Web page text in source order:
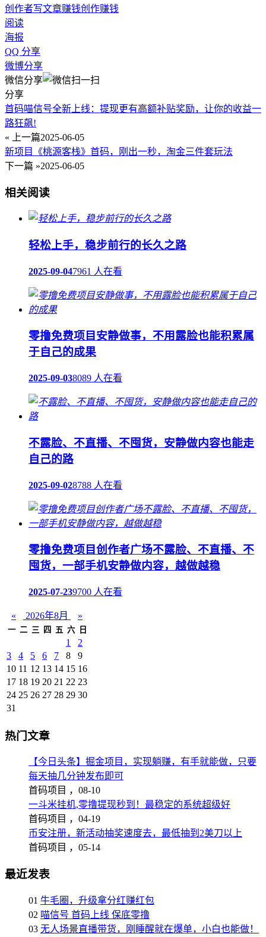
创作者写文章赚钱创作赚钱
阅读
海报
QQ 分享
微博分享
微信分享
分享
首码喵信号全新上线：提现更有高额补贴奖励，让你的收益一
路狂飙!
« 上一篇2025-06-05
新项目《桃源客栈》首码，刚出一秒，淘金三件套玩法
下一篇 »2025-06-05
相关阅读
轻松上手，稳步前行的长久之路
2025-09-047961 人在看
零撸免费项目安静做事，不用露脸也能积累属
于自己的成果
2025-09-038089 人在看
不露脸、不直播、不囤货，安静做内容也能走
自己的路
2025-09-028788 人在看
零撸免费项目创作者广场不露脸、不直播、不
囤货，一部手机安静做内容，越做越稳
2025-07-239700 人在看
« 2026年8月 »
一 二 三 四 五 六 日
1
2
3
4 5 6 7 8
9
10 11 12 13 14 15 16
17 18 19 20 21 22 23
24 25 26 27 28 29 30
31
热门文章
【今日头条】掘金项目，实现躺赚，有手就能做，只要
每天抽几分钟发布即可
首码项目 ， 08-10
一斗米挂机,零撸提现秒到！最稳定的系统超级好
首码项目 ， 04-19
币安注册，新活动抽奖速度去，最低抽到2美刀以上
首码项目 ， 05-14
最近发表
01 牛毛圈，升级拿分红赚红包
02 喵信号 首码上线 保底零撸
03 无人场景直播带货，刚睡醒就在爆单，小白也能做！